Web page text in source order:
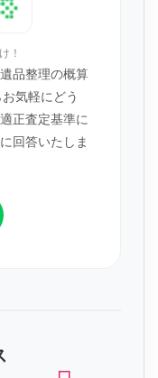
！
品整理の概算
気軽にどう
正査定基準に
回答いたしま